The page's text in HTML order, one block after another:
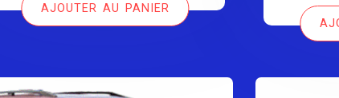
AJOUTER AU PANIER